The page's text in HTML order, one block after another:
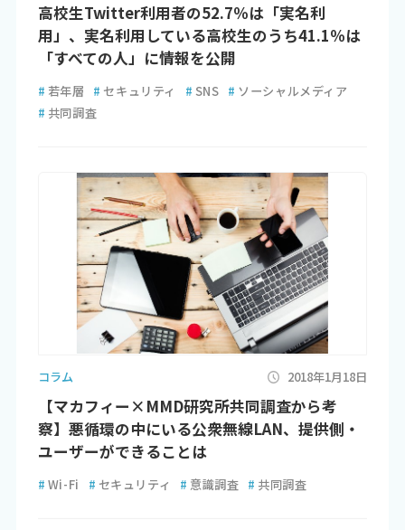
高校生Twitter利用者の52.7％は「実名利
用」、実名利用している高校生のうち41.1％は
「すべての人」に情報を公開
# 若年層 # セキュリティ # SNS # ソーシャルメディア
# 共同調査
コラム 2018年1月18日
【マカフィー×MMD研究所共同調査から考
察】悪循環の中にいる公衆無線LAN、提供側・
ユーザーができることは
# Wi-Fi # セキュリティ # 意識調査 # 共同調査